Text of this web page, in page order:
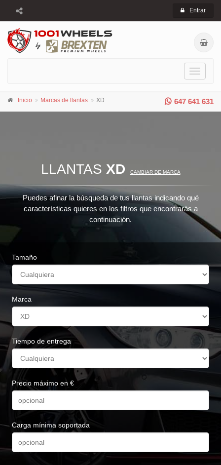
Entrar
Toggle
647 641 631
Inicio Marcas de llantas XD
LLANTAS XD CAMBIAR DE MARCA
Puedes afinar la búsqueda de tus llantas indicando qué
características quieres en los filtros que encontrarás a
continuación.
Tamaño
Marca
Tiempo de entrega
Precio máximo en €
Carga mínima soportada